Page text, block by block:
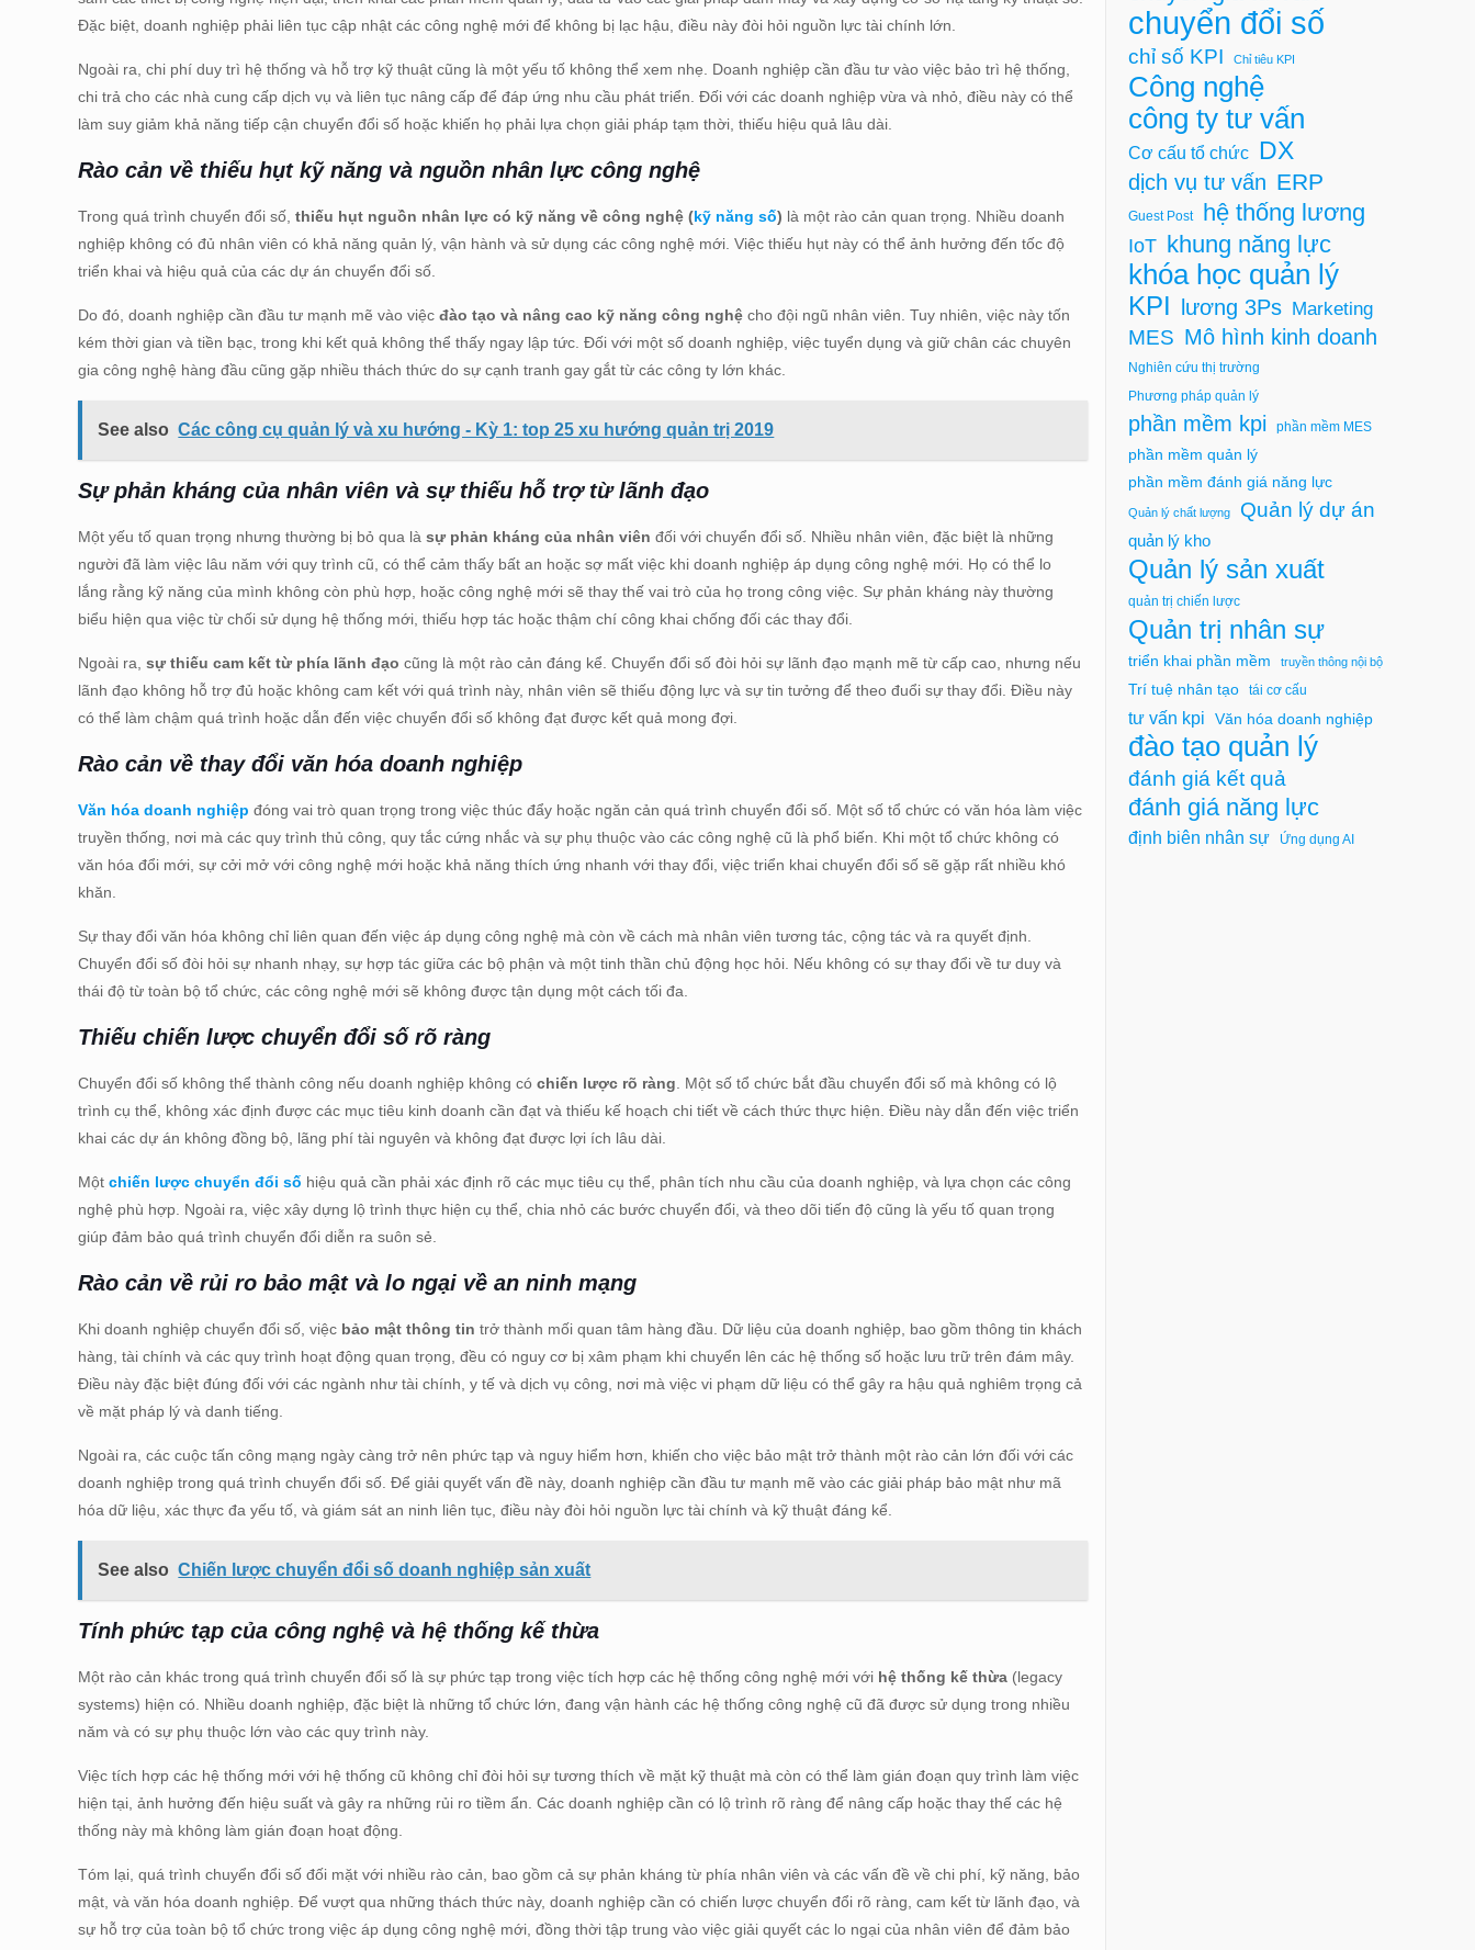
Đặc biệt, doanh nghiệp phải liên tục cập nhật các công nghệ mới để không bị lạc hậu, điều này đòi hỏi nguồn lực tài chính lớn.
Ngoài ra, chi phí duy trì hệ thống và hỗ trợ kỹ thuật cũng là một yếu tố không thể xem nhẹ. Doanh nghiệp cần đầu tư vào việc bảo trì hệ thống,
chi trả cho các nhà cung cấp dịch vụ và liên tục nâng cấp để đáp ứng nhu cầu phát triển. Đối với các doanh nghiệp vừa và nhỏ, điều này có thể
làm suy giảm khả năng tiếp cận chuyển đổi số hoặc khiến họ phải lựa chọn giải pháp tạm thời, thiếu hiệu quả lâu dài.
Rào cản về thiếu hụt kỹ năng và nguồn nhân lực công nghệ
Trong quá trình chuyển đổi số,thiếu hụt nguồn nhân lực có kỹ năng về công nghệ (kỹ năng số) là một rào cản quan trọng. Nhiều doanh
nghiệp không có đủ nhân viên có khả năng quản lý, vận hành và sử dụng các công nghệ mới. Việc thiếu hụt này có thể ảnh hưởng đến tốc độ
triển khai và hiệu quả của các dự án chuyển đổi số.
Do đó, doanh nghiệp cần đầu tư mạnh mẽ vào việcđào tạo và nâng cao kỹ năng công nghệ cho đội ngũ nhân viên. Tuy nhiên, việc này tốn
kém thời gian và tiền bạc, trong khi kết quả không thể thấy ngay lập tức. Đối với một số doanh nghiệp, việc tuyển dụng và giữ chân các chuyên
gia công nghệ hàng đầu cũng gặp nhiều thách thức do sự cạnh tranh gay gắt từ các công ty lớn khác.
See also Các công cụ quản lý và xu hướng - Kỳ 1: top 25 xu hướng quản trị 2019
Sự phản kháng của nhân viên và sự thiếu hỗ trợ từ lãnh đạo
Một yếu tố quan trọng nhưng thường bị bỏ qua làsự phản kháng của nhân viên đối với chuyển đổi số. Nhiều nhân viên, đặc biệt là những
người đã làm việc lâu năm với quy trình cũ, có thể cảm thấy bất an hoặc sợ mất việc khi doanh nghiệp áp dụng công nghệ mới. Họ có thể lo
lắng rằng kỹ năng của mình không còn phù hợp, hoặc công nghệ mới sẽ thay thế vai trò của họ trong công việc. Sự phản kháng này thường
biểu hiện qua việc từ chối sử dụng hệ thống mới, thiếu hợp tác hoặc thậm chí công khai chống đối các thay đổi.
Ngoài ra,sự thiếu cam kết từ phía lãnh đạo cũng là một rào cản đáng kể. Chuyển đổi số đòi hỏi sự lãnh đạo mạnh mẽ từ cấp cao, nhưng nếu
lãnh đạo không hỗ trợ đủ hoặc không cam kết với quá trình này, nhân viên sẽ thiếu động lực và sự tin tưởng để theo đuổi sự thay đổi. Điều này
có thể làm chậm quá trình hoặc dẫn đến việc chuyển đổi số không đạt được kết quả mong đợi.
Rào cản về thay đổi văn hóa doanh nghiệp
Văn hóa doanh nghiệp đóng vai trò quan trọng trong việc thúc đẩy hoặc ngăn cản quá trình chuyển đổi số. Một số tổ chức có văn hóa làm việc
truyền thống, nơi mà các quy trình thủ công, quy tắc cứng nhắc và sự phụ thuộc vào các công nghệ cũ là phổ biến. Khi một tổ chức không có
văn hóa đổi mới, sự cởi mở với công nghệ mới hoặc khả năng thích ứng nhanh với thay đổi, việc triển khai chuyển đổi số sẽ gặp rất nhiều khó
khăn.
Sự thay đổi văn hóa không chỉ liên quan đến việc áp dụng công nghệ mà còn về cách mà nhân viên tương tác, cộng tác và ra quyết định.
Chuyển đổi số đòi hỏi sự nhanh nhạy, sự hợp tác giữa các bộ phận và một tinh thần chủ động học hỏi. Nếu không có sự thay đổi về tư duy và
thái độ từ toàn bộ tổ chức, các công nghệ mới sẽ không được tận dụng một cách tối đa.
Thiếu chiến lược chuyển đổi số rõ ràng
Chuyển đổi số không thể thành công nếu doanh nghiệp không cóchiến lược rõ ràng . Một số tổ chức bắt đầu chuyển đổi số mà không có lộ
trình cụ thể, không xác định được các mục tiêu kinh doanh cần đạt và thiếu kế hoạch chi tiết về cách thức thực hiện. Điều này dẫn đến việc triển
khai các dự án không đồng bộ, lãng phí tài nguyên và không đạt được lợi ích lâu dài.
Mộtchiến lược chuyển đổi số hiệu quả cần phải xác định rõ các mục tiêu cụ thể, phân tích nhu cầu của doanh nghiệp, và lựa chọn các công
nghệ phù hợp. Ngoài ra, việc xây dựng lộ trình thực hiện cụ thể, chia nhỏ các bước chuyển đổi, và theo dõi tiến độ cũng là yếu tố quan trọng
giúp đảm bảo quá trình chuyển đổi diễn ra suôn sẻ.
Rào cản về rủi ro bảo mật và lo ngại về an ninh mạng
Khi doanh nghiệp chuyển đổi số, việc bảo mật thông tin trở thành mối quan tâm hàng đầu. Dữ liệu của doanh nghiệp, bao gồm thông tin khách
hàng, tài chính và các quy trình hoạt động quan trọng, đều có nguy cơ bị xâm phạm khi chuyển lên các hệ thống số hoặc lưu trữ trên đám mây.
Điều này đặc biệt đúng đối với các ngành như tài chính, y tế và dịch vụ công, nơi mà việc vi phạm dữ liệu có thể gây ra hậu quả nghiêm trọng cả
về mặt pháp lý và danh tiếng.
Ngoài ra, các cuộc tấn công mạng ngày càng trở nên phức tạp và nguy hiểm hơn, khiến cho việc bảo mật trở thành một rào cản lớn đối với các
doanh nghiệp trong quá trình chuyển đổi số. Để giải quyết vấn đề này, doanh nghiệp cần đầu tư mạnh mẽ vào các giải pháp bảo mật như mã
hóa dữ liệu, xác thực đa yếu tố, và giám sát an ninh liên tục, điều này đòi hỏi nguồn lực tài chính và kỹ thuật đáng kể.
See also Chiến lược chuyển đổi số doanh nghiệp sản xuất
Tính phức tạp của công nghệ và hệ thống kế thừa
Một rào cản khác trong quá trình chuyển đổi số là sự phức tạp trong việc tích hợp các hệ thống công nghệ mới với hệ thống kế thừa (legacy
systems) hiện có. Nhiều doanh nghiệp, đặc biệt là những tổ chức lớn, đang vận hành các hệ thống công nghệ cũ đã được sử dụng trong nhiều
năm và có sự phụ thuộc lớn vào các quy trình này.
Việc tích hợp các hệ thống mới với hệ thống cũ không chỉ đòi hỏi sự tương thích về mặt kỹ thuật mà còn có thể làm gián đoạn quy trình làm việc
hiện tại, ảnh hưởng đến hiệu suất và gây ra những rủi ro tiềm ẩn. Các doanh nghiệp cần có lộ trình rõ ràng để nâng cấp hoặc thay thế các hệ
thống này mà không làm gián đoạn hoạt động.
Tóm lại, quá trình chuyển đổi số đối mặt với nhiều rào cản, bao gồm cả sự phản kháng từ phía nhân viên và các vấn đề về chi phí, kỹ năng, bảo
mật, và văn hóa doanh nghiệp. Để vượt qua những thách thức này, doanh nghiệp cần có chiến lược chuyển đổi rõ ràng, cam kết từ lãnh đạo, và
sự hỗ trợ của toàn bộ tổ chức trong việc áp dụng công nghệ mới, đồng thời tập trung vào việc giải quyết các lo ngại của nhân viên để đảm bảo
chuyển đổi số
chỉ số KPI Chỉ tiêu KPI
Công nghệ
công ty tư vấn
Cơ cấu tổ chức DX
dịch vụ tư vấn ERP
Guest Post hệ thống lương
IoT khung năng lực
khóa học quản lý
KPI lương 3Ps Marketing
MES Mô hình kinh doanh
Nghiên cứu thị trường
Phương pháp quản lý
phần mềm kpi phần mềm MES
phần mềm quản lý
phần mềm đánh giá năng lực
Quản lý chất lượng Quản lý dự án
quản lý kho
Quản lý sản xuất
quản trị chiến lược
Quản trị nhân sự
triển khai phần mềm truyền thông nội bộ
Trí tuệ nhân tạo tái cơ cấu
tư vấn kpi Văn hóa doanh nghiệp
đào tạo quản lý
đánh giá kết quả
đánh giá năng lực
định biên nhân sự Ứng dụng AI